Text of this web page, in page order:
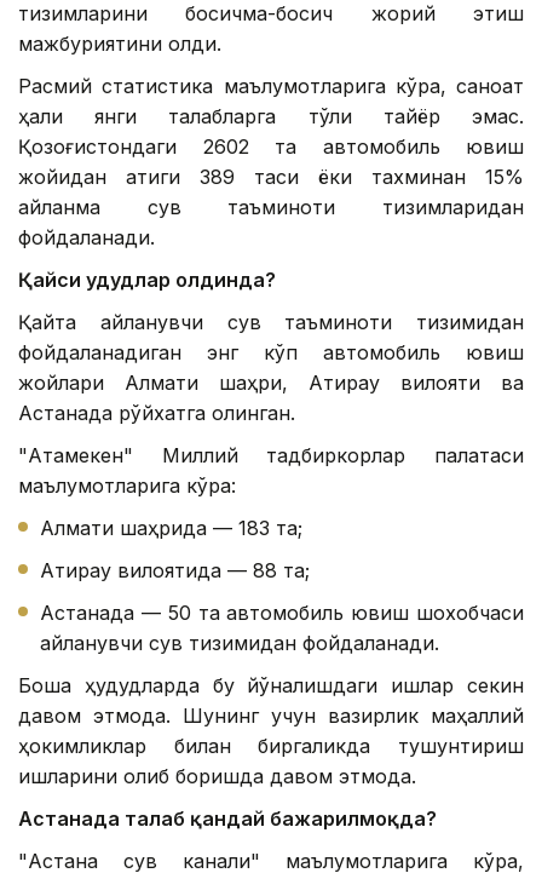
тизимларини босқичма-босқич жорий этиш
мажбуриятини олди.
Расмий статистика маълумотларига кўра, саноат
ҳали янги талабларга тўлиқ тайёр эмас.
Қозоғистондаги 2602 та автомобиль ювиш
жойидан атиги 389 таси ёки тахминан 15%
айланма сув таъминоти тизимларидан
фойдаланади.
Қайси ҳудудлар олдинда?
Қайта айланувчи сув таъминоти тизимидан
фойдаланадиган энг кўп автомобиль ювиш
жойлари Алмати шаҳри, Атирау вилояти ва
Астанада рўйхатга олинган.
"Атамекен" Миллий тадбиркорлар палатаси
маълумотларига кўра:
Алмати шаҳрида — 183 та;
Атирау вилоятида — 88 та;
Астанада — 50 та автомобиль ювиш шохобчаси
айланувчи сув тизимидан фойдаланади.
Бошқа ҳудудларда бу йўналишдаги ишлар секин
давом этмоқда. Шунинг учун вазирлик маҳаллий
ҳокимликлар билан биргаликда тушунтириш
ишларини олиб боришда давом этмоқда.
Астанада талаб қандай бажарилмоқда?
"Астана сув канали" маълумотларига кўра,